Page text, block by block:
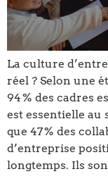
La culture
réel ? Selon une
94 % des cadres
est essentielle au
que 47 % des
d’entreprise
longtemps. Ils